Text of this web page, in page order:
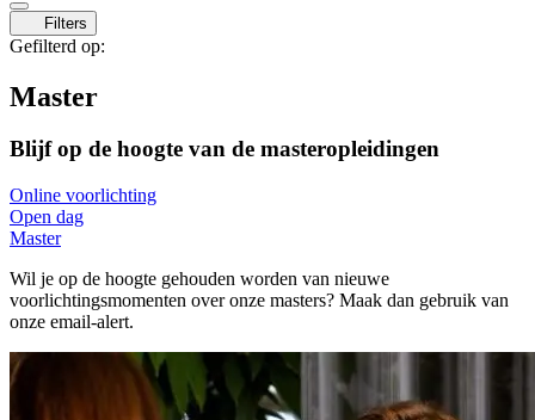
Filters
Gefilterd op:
Master
Blijf op de hoogte van de masteropleidingen
Online voorlichting
Open dag
Master
Wil je op de hoogte gehouden worden van nieuwe
voorlichtingsmomenten over onze masters? Maak dan gebruik van
onze email-alert.